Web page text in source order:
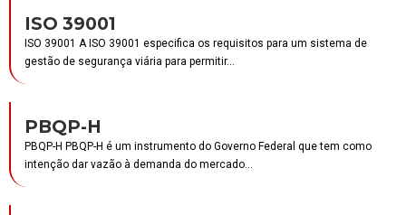
ISO 39001
ISO 39001 A ISO 39001 especifica os requisitos para um sistema de
gestão de segurança viária para permitir...
PBQP-H
PBQP-H PBQP-H é um instrumento do Governo Federal que tem como
intenção dar vazão à demanda do mercado...